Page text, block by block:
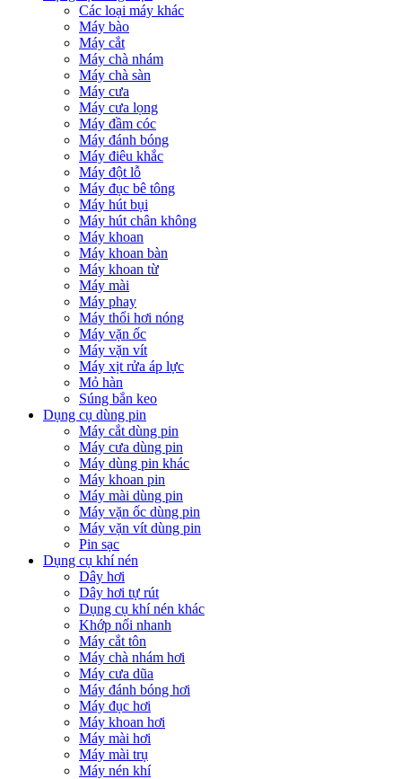
Các loại máy khác
Máy bào
Máy cắt
Máy chà nhám
Máy chà sàn
Máy cưa
Máy cưa lọng
Máy đầm cóc
Máy đánh bóng
Máy điêu khắc
Máy đột lỗ
Máy đục bê tông
Máy hút bụi
Máy hút chân không
Máy khoan
Máy khoan bàn
Máy khoan từ
Máy mài
Máy phay
Máy thổi hơi nóng
Máy vặn ốc
Máy vặn vít
Máy xịt rửa áp lực
Mỏ hàn
Súng bắn keo
Dụng cụ dùng pin
Máy cắt dùng pin
Máy cưa dùng pin
Máy dùng pin khác
Máy khoan pin
Máy mài dùng pin
Máy vặn ốc dùng pin
Máy vặn vít dùng pin
Pin sạc
Dụng cụ khí nén
Dây hơi
Dây hơi tự rút
Dụng cụ khí nén khác
Khớp nối nhanh
Máy cắt tôn
Máy chà nhám hơi
Máy cưa dũa
Máy đánh bóng hơi
Máy đục hơi
Máy khoan hơi
Máy mài hơi
Máy mài trụ
Máy nén khí